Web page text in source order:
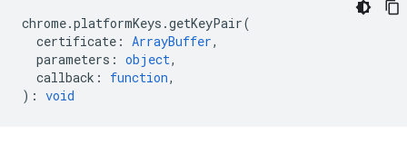
chrome.platformKeys .getKeyPair(
certificate : ArrayBuffer,
parameters : object,
callback : function,
) : void